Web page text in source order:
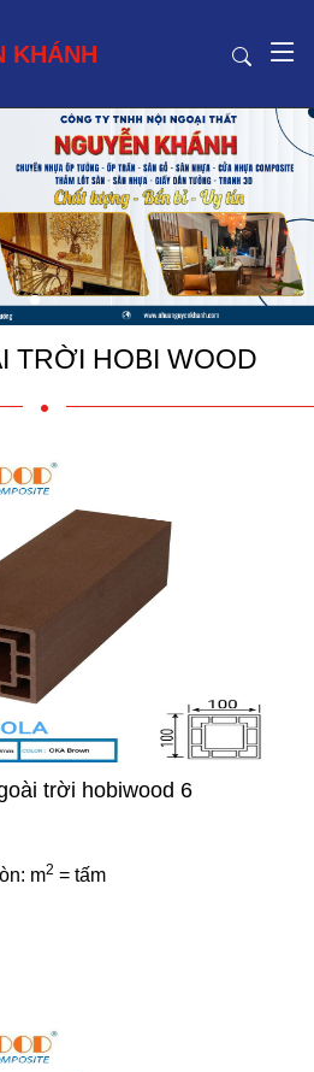
KHÁNH
TRỜI HOBI WOOD
trời hobiwood 6
m2 = tấm